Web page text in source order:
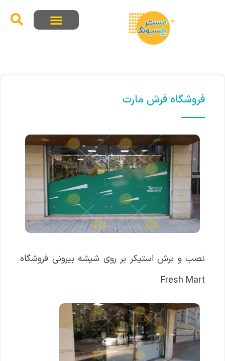
فروشگاه فرش مارت
نصب و برش استیکر بر روی شیشه بیرونی فروشگاه
Fresh Mart